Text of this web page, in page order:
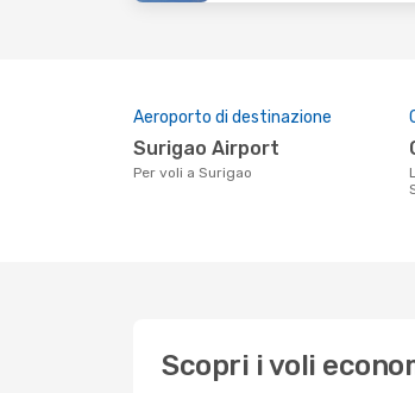
Aeroporto di destinazione
Surigao Airport
Per voli a Surigao
Le compagnie
Scopri i voli